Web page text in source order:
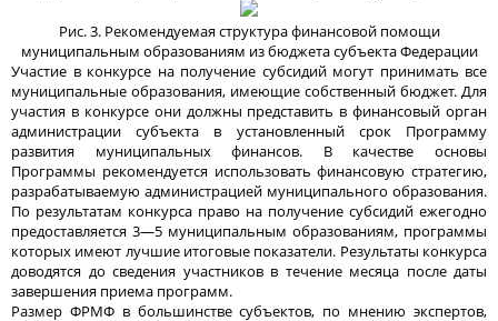
Рис. 3. Рекомендуемая структура финансовой помощи
муниципальным образованиям из бюджета субъекта Федерации
Участие в конкурсе на получение субсидий могут принимать все
муниципальные образования, имеющие собственный бюджет. Для
участия в конкурсе они должны представить в финансовый орган
администрации субъекта в установленный срок Программу
развития муниципальных финансов. В качестве основы
Программы рекомендуется использовать финансовую стратегию,
разрабатываемую администрацией муниципального образования.
По результатам конкурса право на получение субсидий ежегодно
предоставляется 3—5 муниципальным образованиям, программы
которых имеют лучшие итоговые показатели. Результаты конкурса
доводятся до сведения участников в течение месяца после даты
завершения приема программ.
Размер ФРМФ в большинстве субъектов, по мнению экспертов,